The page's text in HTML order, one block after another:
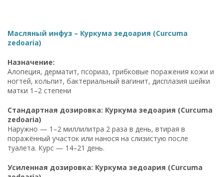
Масляный инфуз – Куркума зедоария (Curcuma
zedoaria)
Назначение:
Алопеция, дерматит, псориаз, грибковые поражения кожи и
ногтей, кольпит, бактериальный вагинит, дисплазия шейки
матки 1–2 степени
Стандартная дозировка: Куркума зедоария (Curcuma
zedoaria)
Наружно — 1–2 миллилитра 2 раза в день, втирая в
поражённый участок или нанося на слизистую после
туалета. Курс — 14–21 день.
Усиленная дозировка: Куркума зедоария (Curcuma